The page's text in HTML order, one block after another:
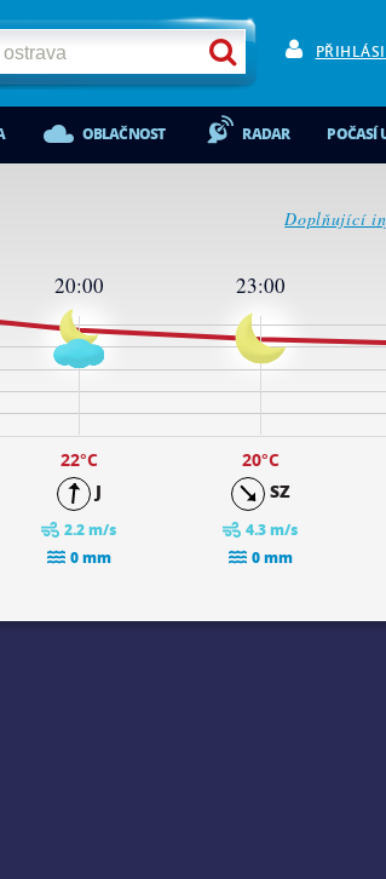
OBLAČNOST RADAR POČASÍ
Doplňující
20:00
22°C
J
2.2 m/s
0 mm
23:00
20°C
SZ
4.3 m/s
0 mm